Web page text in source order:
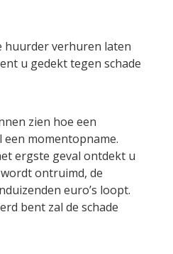
huurder verhuren laten
u gedekt tegen schade
zien hoe een
momentopname.
ergste geval ontdekt u
ontruimd, de
euro’s loopt.
bent zal de schade